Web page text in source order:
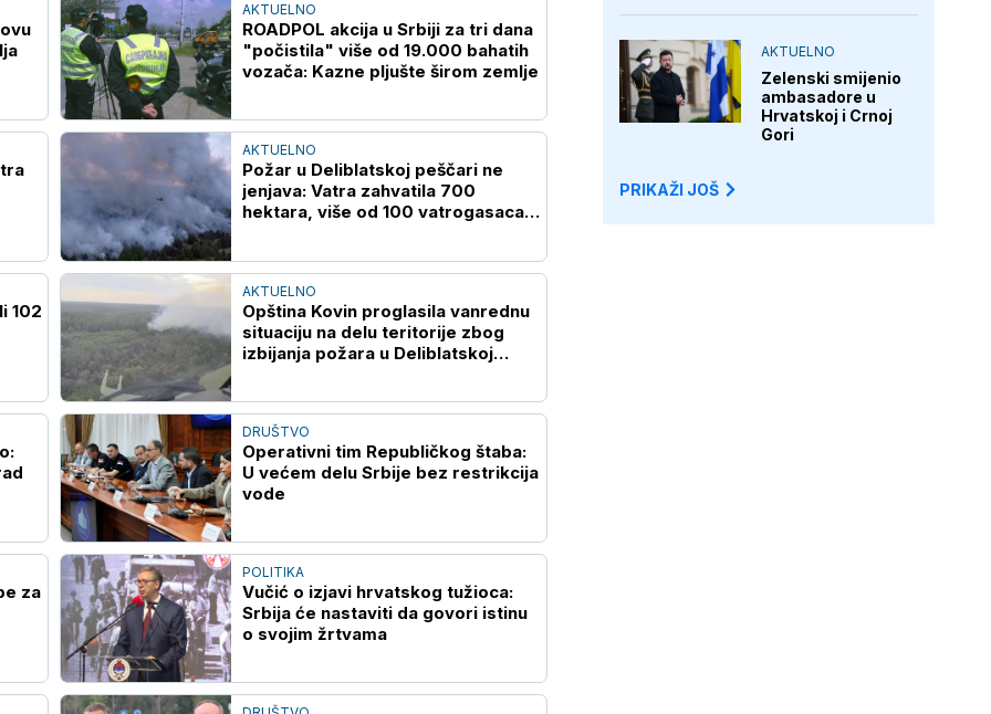
AKTUELNO
ROADPOL akcija u Srbiji za tri dana
"počistila" više od 19.000 bahatih
vozača: Kazne pljušte širom zemlje
AKTUELNO
Požar u Deliblatskoj peščari ne
jenjava: Vatra zahvatila 700
hektara, više od 100 vatrogasaca
102
AKTUELNO
Opština Kovin proglasila vanrednu
situaciju na delu teritorije zbog
izbijanja požara u Deliblatskoj
DRUŠTVO
Operativni tim Republičkog štaba:
U većem delu Srbije bez restrikcija
vode
za
POLITIKA
Vučić o izjavi hrvatskog tužioca:
Srbija će nastaviti da govori istinu
o svojim žrtvama
AKTUELNO
Zelenski smijenio
ambasadore u
Hrvatskoj i Crnoj
Gori
PRIKAŽI JOŠ